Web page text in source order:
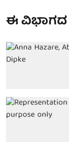
ಈ ವಿಭಾಗದ